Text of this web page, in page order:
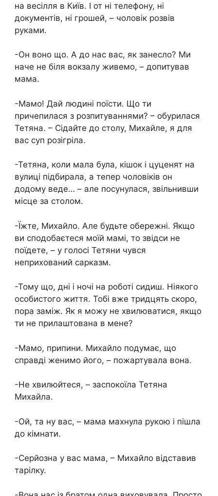
на весілля в Київ. І от ні телефону, ні
документів, ні грошей, – чоловік розвів
руками.
-Он воно що. А до нас вас, як занесло? Ми
наче не біля вокзалу живемо, – допитував
мама.
-Мамо! Дай людині поїсти. Що ти
причепилася з розпитуваннями? – обурилася
Тетяна. – Сідайте до столу, Михайле, я для
вас суп розігріла.
-Тетяна, коли мала була, кішок і цуценят на
вулиці підбирала, а тепер чоловіків он
додому веде… – але посунулася, звільнивши
місце за столом.
-Їжте, Михайло. Але будьте обережні. Якщо
ви сподобаєтеся моїй мамі, то звідси не
поїдете, – у голосі Тетяни чувся
неприхований сарказм.
-Тому що, дні і ночі на роботі сидиш. Ніякого
особистого життя. Тобі вже тридцять скоро,
пора заміж. Як я можу не хвилюватися, якщо
ти не прилаштована в мене?
-Мамо, припини. Михайло подумає, що
справді женимо його, – пожартувала вона.
-Не хвилюйтеся, – заспокоїла Тетяна
Михайла.
-Ой, та ну вас, – мама махнула рукою і пішла
до кімнати.
-Серйозна у вас мама, – Михайло відставив
тарілку.